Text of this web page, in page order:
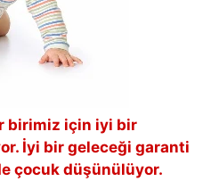
birimiz için iyi bir
İyi bir geleceği garanti
çocuk düşünülüyor.